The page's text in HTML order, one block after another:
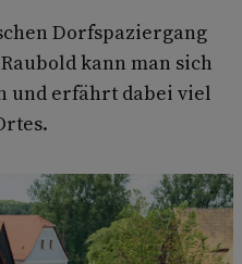
Dorfspaziergang
kann man sich
und erfährt dabei viel